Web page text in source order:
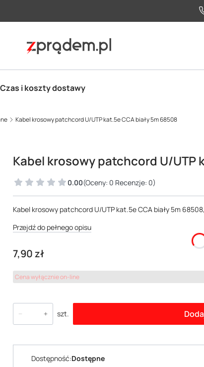
Czas i koszty dostawy
Kabel krosowy patchcord U/UTP kat.5e CCA biały 5m 68508
Kabel krosowy patchcord U/UTP
0.00(Oceny: 0 Recenzje: 0)
Kabel krosowy patchcord U/UTP kat.5e CCA biały 5m
Przejdź do pełnego opisu
Cena
7,90 zł
Cena wyłącznie on-line
szt.
Dostępność:Dostępne